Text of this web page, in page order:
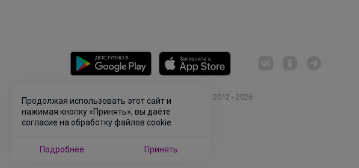
© ООО "Лявита", ОГРН 1122468054070, 2012 - 2026
Политика конфиденциальности
Cоглашение пользователя
Продолжая использовать этот сайт и
нажимая кнопку «Принять», вы даёте
согласие на обработку файлов cookie
Подробнее Принять